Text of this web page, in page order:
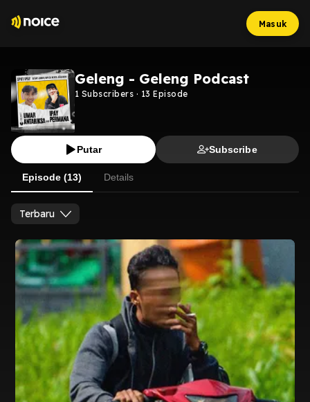
Masuk
Geleng - Geleng Podcast
1 Subscribers · 13 Episode
Putar Subscribe
Episode (13) Details
Terbaru